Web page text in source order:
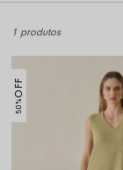
1 produtos
50%
OFF